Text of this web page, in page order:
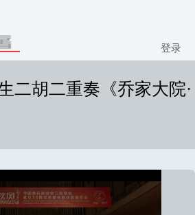
登录
二胡二重奏《乔家大院·